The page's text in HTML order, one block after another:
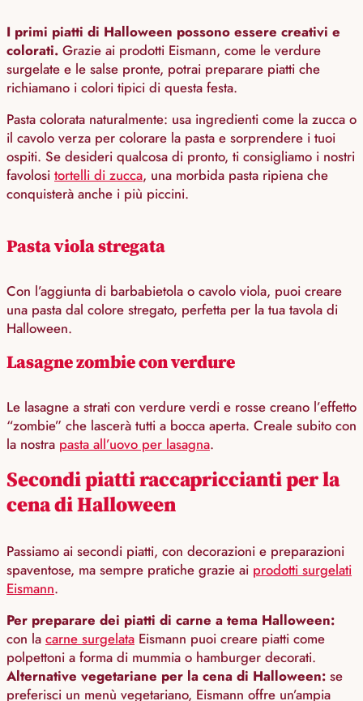
I primi piatti di Halloween possono essere creativi e
colorati. Grazie ai prodotti Eismann, come le verdure
surgelate e le salse pronte, potrai preparare piatti che
richiamano i colori tipici di questa festa.
Pasta colorata naturalmente: usa ingredienti come la zucca o
il cavolo verza per colorare la pasta e sorprendere i tuoi
ospiti. Se desideri qualcosa di pronto, ti consigliamo i nostri
favolosi tortelli di zucca, una morbida pasta ripiena che
conquisterà anche i più piccini.
Pasta viola stregata
Con l’aggiunta di barbabietola o cavolo viola, puoi creare
una pasta dal colore stregato, perfetta per la tua tavola di
Halloween.
Lasagne zombie con verdure
Le lasagne a strati con verdure verdi e rosse creano l’effetto
“zombie” che lascerà tutti a bocca aperta. Creale subito con
la nostra pasta all’uovo per lasagna.
Secondi piatti raccapriccianti per la
cena di Halloween
Passiamo ai secondi piatti, con decorazioni e preparazioni
spaventose, ma sempre pratiche grazie ai prodotti surgelati
Eismann.
Per preparare dei piatti di carne a tema Halloween:
con la carne surgelata Eismann puoi creare piatti come
polpettoni a forma di mummia o hamburger decorati.
Alternative vegetariane per la cena di Halloween: se
preferisci un menù vegetariano, Eismann offre un’ampia